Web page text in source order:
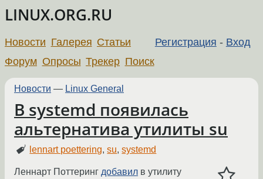
LINUX.ORG.RU
Регистрация - Вход
Новости Галерея Статьи
Форум Опросы Трекер Поиск
Новости — Linux General
В systemd появилась
альтернатива утилиты su
lennart poettering,su,systemd
Леннарт Поттеринг добавил в утилиту